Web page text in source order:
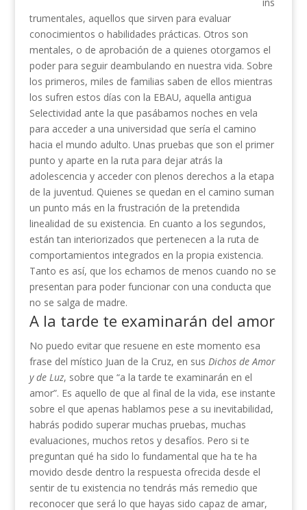
trumentales, aquellos que sirven para evaluar
conocimientos o habilidades prácticas. Otros son
mentales, o de aprobación de a quienes otorgamos el
poder para seguir deambulando en nuestra vida. Sobre
los primeros, miles de familias saben de ellos mientras
los sufren estos días con la EBAU, aquella antigua
Selectividad ante la que pasábamos noches en vela
para acceder a una universidad que sería el camino
hacia el mundo adulto. Unas pruebas que son el primer
punto y aparte en la ruta para dejar atrás la
adolescencia y acceder con plenos derechos a la etapa
de la juventud. Quienes se quedan en el camino suman
un punto más en la frustración de la pretendida
linealidad de su existencia. En cuanto a los segundos,
están tan interiorizados que pertenecen a la ruta de
comportamientos integrados en la propia existencia.
Tanto es así, que los echamos de menos cuando no se
presentan para poder funcionar con una conducta que
no se salga de madre.
A la tarde te examinarán del amor
No puedo evitar que resuene en este momento esa
frase del místico Juan de la Cruz, en sus Dichos de Amor
y de Luz, sobre que “a la tarde te examinarán en el
amor”. Es aquello de que al final de la vida, ese instante
sobre el que apenas hablamos pese a su inevitabilidad,
habrás podido superar muchas pruebas, muchas
evaluaciones, muchos retos y desafíos. Pero si te
preguntan qué ha sido lo fundamental que ha te ha
movido desde dentro la respuesta ofrecida desde el
sentir de tu existencia no tendrás más remedio que
reconocer que será lo que hayas sido capaz de amar,